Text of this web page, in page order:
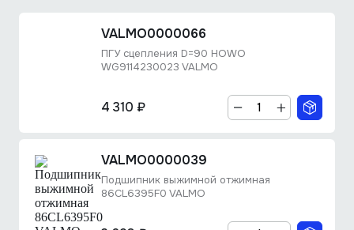
VALMO0000066
ПГУ сцепления D=90 HOWO
WG9114230023 VALMO
4 310 ₽
VALMO0000039
Подшипник выжимной отжимная
86CL6395F0 VALMO